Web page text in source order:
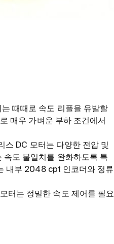
때때로 속도 리플을 유발할
매우 가벼운 부하 조건에서
스 DC 모터는 다양한 전압 및
속도 불일치를 완화하도록 특
내부 2048 cpt 인코더와 정류
터는 정밀한 속도 제어를 필요